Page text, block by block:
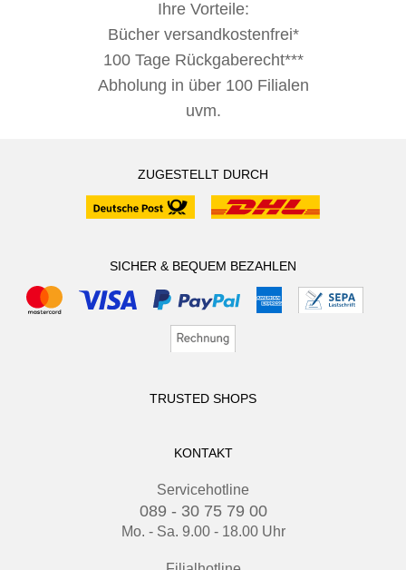
Ihre Vorteile:
Bücher versandkostenfrei*
100 Tage Rückgaberecht***
Abholung in über 100 Filialen
uvm.
ZUGESTELLT DURCH
SICHER & BEQUEM BEZAHLEN
TRUSTED SHOPS
KONTAKT
Servicehotline
089 - 30 75 79 00
Mo. - Sa. 9.00 - 18.00 Uhr